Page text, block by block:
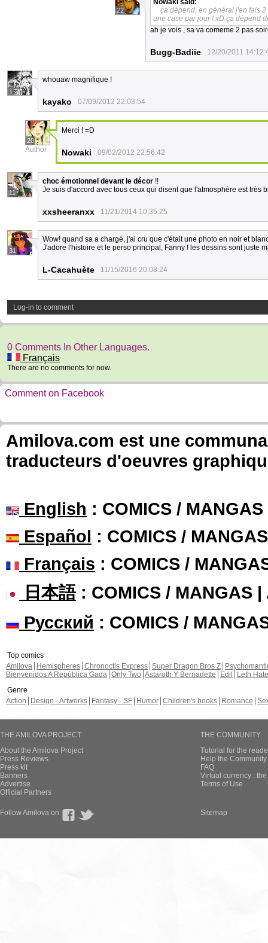
22
Nowaki said:
ça dépend, en général j'en fais
une case par jour ! xD ça dépend
ah je vois , sa va comeme 2 pas
Bugg-Badiie 12/20/2011
1
whouaw magnifique !
kayako 07/09/2012 22:03:54
20
Author
Merci ! =D
Nowaki 09/02/2012 22:56:42
11
choc émotionnel devant le décor !!
Je suis d'accord avec tous ceux qui disent que l'atmosphère est très
xxsheeranxx 11/21/2014 10:35:25
31
Wow! quand sa a chargé, j'ai cru que c'était une photo en noir et
J'adore l'histoire et le perso principal, Fanny ! les dessins sont juste
L-Cacahuète 11/15/2016 20:08:24
Log-in to comment
0 Comments In Other Languages.
Français
There are no comments for now.
Comment on Facebook
Amilova.com est une
traducteurs d'oeuvres
English : COMICS /
Español : COMICS /
Français : COMICS /
日本語: COMICS / MANGAS |
Русский : COMICS /
Top comics
Amilova
Hemispheres Chronoctis Express Super Dragon Bros Z
Bienvenidos A República Gada Only Two Astaroth Y Bernadette Edil
Leth Hate
Genre
Action
Design - Artworks Fantasy - SF Humor Children's books Romance
THE AMILOVA PROJECT
About the Amilova Project
Press Reviews
Press kit
Banners
Advertise
Official Partners
THE COMMUNITY
Tutorial for the
Help the
FAQ
Virtual currency :
Terms of Use
Follow Amilova on Sitemap